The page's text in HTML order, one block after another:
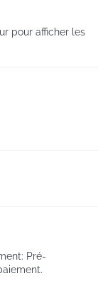
pour afficher les
Pré-